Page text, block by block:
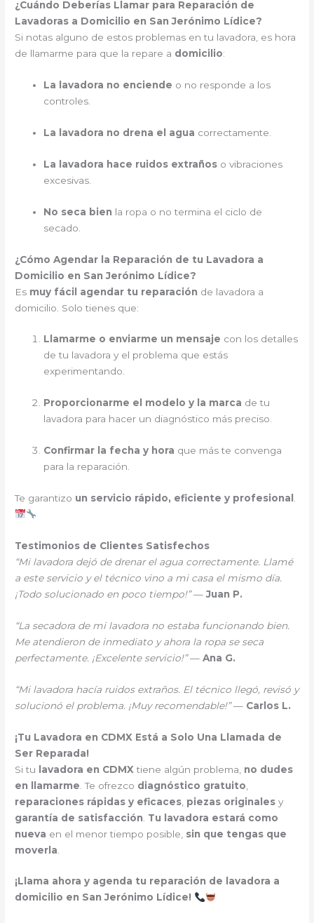
¿Cuándo Deberías Llamar para Reparación de
Lavadoras a Domicilio en San Jerónimo Lídice?
Si notas alguno de estos problemas en tu lavadora, es hora
de llamarme para que la repare a domicilio:
La lavadora no enciende o no responde a los
controles.
La lavadora no drena el agua correctamente.
La lavadora hace ruidos extraños o vibraciones
excesivas.
No seca bien la ropa o no termina el ciclo de
secado.
¿Cómo Agendar la Reparación de tu Lavadora a
Domicilio en San Jerónimo Lídice?
Es muy fácil agendar tu reparación de lavadora a
domicilio. Solo tienes que:
Llamarme o enviarme un mensaje con los detalles
de tu lavadora y el problema que estás
experimentando.
Proporcionarme el modelo y la marca de tu
lavadora para hacer un diagnóstico más preciso.
Confirmar la fecha y hora que más te convenga
para la reparación.
Te garantizo un servicio rápido, eficiente y profesional
Testimonios de Clientes Satisfechos
“Mi lavadora dejó de drenar el agua correctamente. Llamé
a este servicio y el técnico vino a mi casa el mismo día.
¡Todo solucionado en poco tiempo!”—Juan P.
“La secadora de mi lavadora no estaba funcionando bien.
Me atendieron de inmediato y ahora la ropa se seca
perfectamente. ¡Excelente servicio!”—Ana G.
“Mi lavadora hacía ruidos extraños. El técnico llegó, revisó y
solucionó el problema. ¡Muy recomendable!”— Carlos L.
¡Tu Lavadora en CDMX Está a Solo Una Llamada de
Ser Reparada!
Si tu lavadora en CDMX tiene algún problema, no dudes
en llamarme . Te ofrezco diagnóstico gratuito
reparaciones rápidas y eficaces piezas originales y
garantía de satisfacción Tu lavadora estará como
nueva en el menor tiempo posible, sin que tengas que
moverla
¡Llama ahora y agenda tu reparación de lavadora a
domicilio en San Jerónimo Lídice!